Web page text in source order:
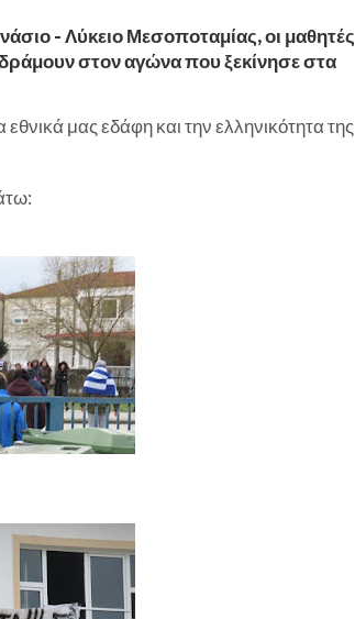
- Λύκειο Μεσοποταμίας, οι μαθητές
στον αγώνα που ξεκίνησε στα
μας εδάφη και την ελληνικότητα της